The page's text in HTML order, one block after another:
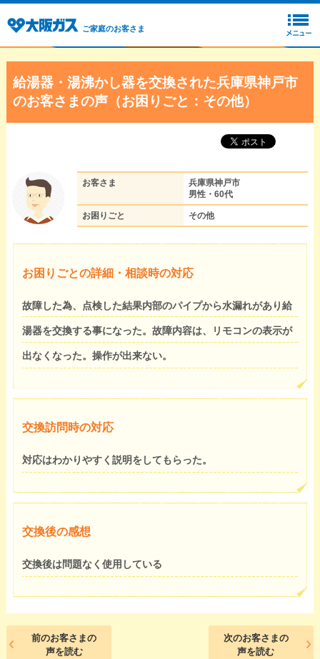
ご家庭のお客さま
給湯器・湯沸かし器を交換された兵庫県神戸市
のお客さまの声（お困りごと：その他）
お客さま
兵庫県神戸市
男性・60代
お困りごと その他
お困りごとの詳細・相談時の対応
故障した為、点検した結果内部のパイプから水漏れがあり給
湯器を交換する事になった。故障内容は、リモコンの表示が
出なくなった。操作が出来ない。
交換訪問時の対応
対応はわかりやすく説明をしてもらった。
交換後の感想
交換後は問題なく使用している
前のお客さまの
声を読む
次のお客さまの
声を読む